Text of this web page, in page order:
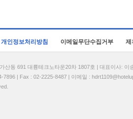
개인정보처리방침 이메일무단수집거부 제
산동 691 대륭테크노타운20차 1807호 | 대표이사:
7896 | Fax : 02-2225-8487 | 이메일 :